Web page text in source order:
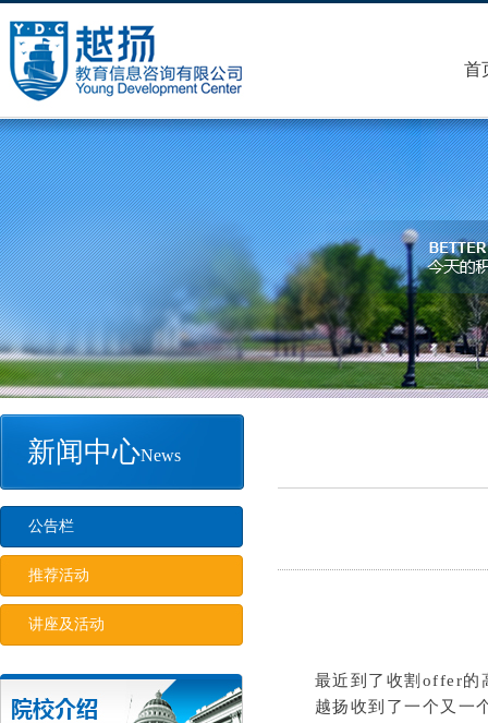
首
新闻中心News
公告栏
推荐活动
讲座及活动
最近到了收割offer的
越扬收到了一个又一